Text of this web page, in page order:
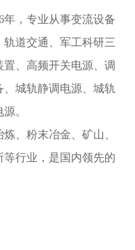
年，专业从事变流设备
道交通、军工科研三
、高频开关电源、调
城轨静调电源、城轨
。
、粉末冶金、矿山、
行业，是国内领先的